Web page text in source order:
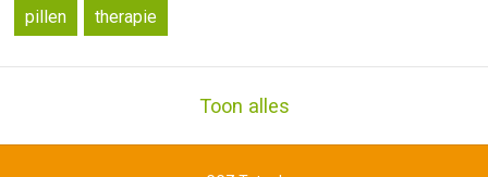
pillen therapie
Toon alles